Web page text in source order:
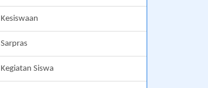
Kesiswaan
Sarpras
Kegiatan Siswa